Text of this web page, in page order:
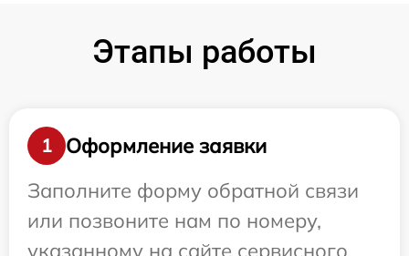
Этапы работы
1
Оформление заявки
Заполните форму обратной связи
или позвоните нам по номеру,
указанному на сайте сервисного